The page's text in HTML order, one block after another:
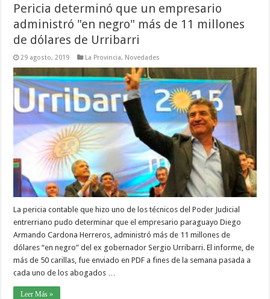
Pericia determinó que un empresario
administró "en negro" más de 11 millones
de dólares de Urribarri
29 agosto, 2019 La Provincia, Novedades
La pericia contable que hizo uno de los técnicos del Poder Judicial
entrerriano pudo determinar que el empresario paraguayo Diego
Armando Cardona Herreros, administró más de 11 millones de
dólares “en negro” del ex gobernador Sergio Urribarri. El informe, de
más de 50 carillas, fue enviado en PDF a fines de la semana pasada a
cada uno de los abogados …
Leer Más »